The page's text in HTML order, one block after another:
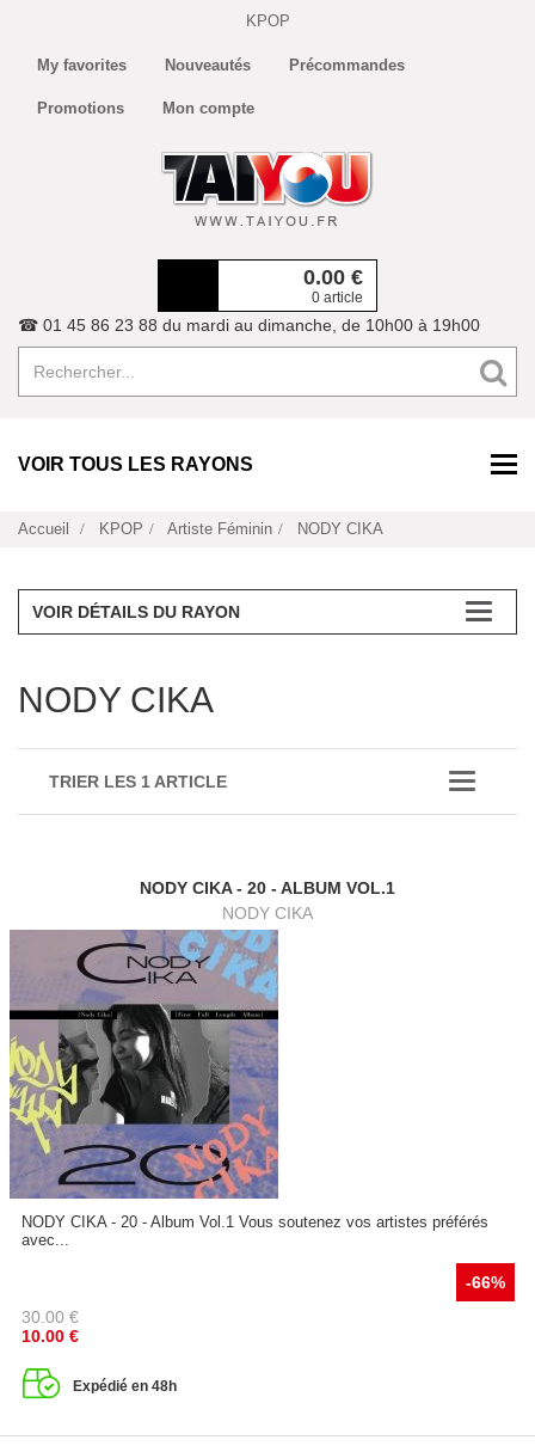
KPOP
My favorites Nouveautés Précommandes
Promotions Mon compte
0.00 €
0 article
☎ 01 45 86 23 88 du mardi au dimanche, de 10h00 à 19h00
VOIR TOUS LES RAYONS
Accueil KPOP Artiste Féminin NODY CIKA
VOIR DÉTAILS DU RAYON
NODY CIKA
TRIER LES 1 ARTICLE
NODY CIKA - 20 - ALBUM VOL.1
NODY CIKA
NODY CIKA - 20 - Album Vol.1 Vous soutenez vos artistes préférés
avec...
-66%
30.00 €
10.00 €
Expédié en 48h